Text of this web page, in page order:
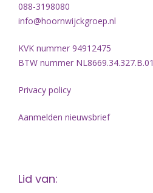
088-3198080
info@hoornwijckgroep.nl
KVK nummer 94912475
BTW nummer NL8669.34.327.B.01
Privacy policy
Aanmelden nieuwsbrief
Lid van: